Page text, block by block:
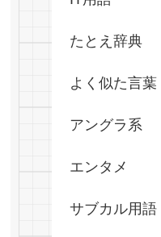
たとえ辞典
よく似た言葉
アングラ系
エンタメ
サブカル用語